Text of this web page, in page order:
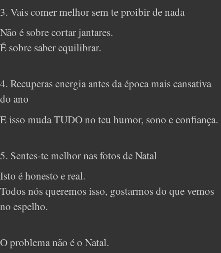
3. Vais comer melhor sem te proibir de nada
Não é sobre cortar jantares.
É sobre saber equilibrar.
4. Recuperas energia antes da época mais cansativa
do ano
E isso muda TUDO no teu humor, sono e confiança.
5. Sentes-te melhor nas fotos de Natal
Isto é honesto e real.
Todos nós queremos isso, gostarmos do que vemos
no espelho.
O problema não é o Natal.